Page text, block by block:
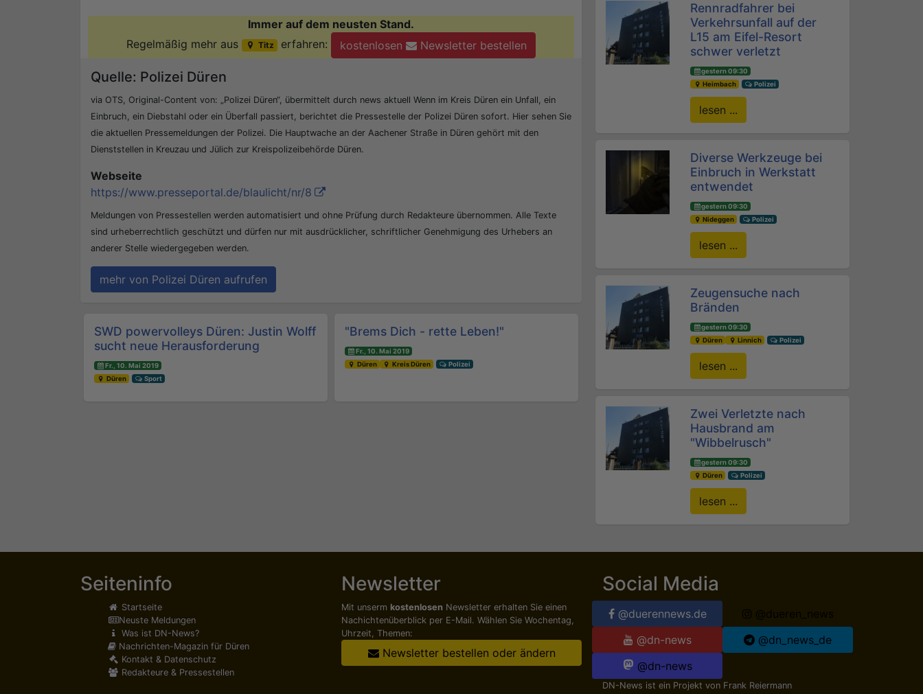
Immer auf dem neusten Stand.
Regelmäßig mehr aus
Titz erfahren: kostenlosen Newsletter bestellen
Quelle: Polizei Düren
via OTS, Original-Content von: „Polizei Düren“, übermittelt durch news aktuell Wenn im Kreis Düren ein Unfall, ein
Einbruch, ein Diebstahl oder ein Überfall passiert, berichtet die Pressestelle der Polizei Düren sofort. Hier sehen Sie
die aktuellen Pressemeldungen der Polizei. Die Hauptwache an der Aachener Straße in Düren gehört mit den
Dienststellen in Kreuzau und Jülich zur Kreispolizeibehörde Düren.
Webseite
https://www.presseportal.de/blaulicht/nr/8
Meldungen von Pressestellen werden automatisiert und ohne Prüfung durch Redakteure übernommen. Alle Texte
sind urheberrechtlich geschützt und dürfen nur mit ausdrücklicher, schriftlicher Genehmigung des Urhebers an
anderer Stelle wiedergegeben werden.
mehr von Polizei Düren aufrufen
Beitrags-Navigation
SWD powervolleys Düren: Justin Wolff
sucht neue Herausforderung
Fr., 10. Mai 2019
Düren
Sport
"Brems Dich - rette Leben!"
Fr., 10. Mai 2019
Düren
Kreis Düren Polizei
Rennradfahrer bei
Verkehrsunfall auf der
L15 am Eifel-Resort
schwer verletzt
gestern 09:30
Heimbach
Polizei
lesen ...
Diverse Werkzeuge bei
Einbruch in Werkstatt
entwendet
gestern 09:30
Nideggen
Polizei
lesen ...
Zeugensuche nach
Bränden
gestern 09:30
Düren
Linnich Polizei
lesen ...
Zwei Verletzte nach
Hausbrand am
"Wibbelrusch"
gestern 09:30
Düren
Polizei
lesen ...
Seiteninfo
Startseite
Neuste Meldungen
Was ist DN-News?
Nachrichten-Magazin für Düren
Kontakt & Datenschutz
Redakteure & Pressestellen
Newsletter
Mit unserm kostenlosen Newsletter erhalten Sie einen
Nachichten­überblick per E-Mail. Wählen Sie Wochentag,
Uhrzeit, Themen:
Newsletter bestellen oder ändern
Social Media
@duerennews.de
@dn-news
@dn_news_de
@dn-news
DN-News ist ein Projekt von Frank Reiermann